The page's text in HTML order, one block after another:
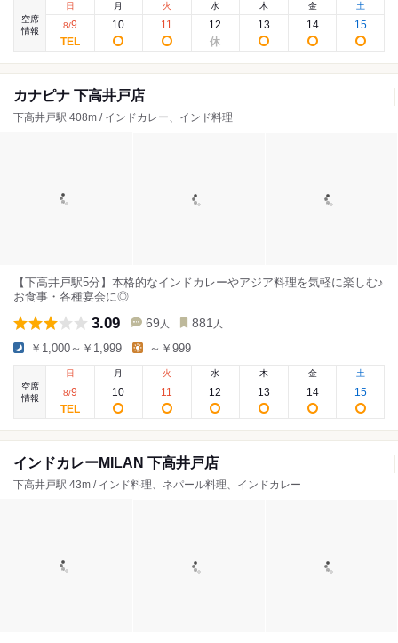
空席
情報
日
8/9
月
10
火
11
水
12
木
13
金
14
土
15
カナピナ 下高井戸店
下高井戸駅 408m / インドカレー、インド料理
【下高井戸駅5分】本格的なインドカレーやアジア料理を気軽に楽しむ♪
お食事・各種宴会に◎
3.09 69 人 881 人
￥1,000～￥1,999 ～￥999
空席
情報
日
8/9
月
10
火
11
水
12
木
13
金
14
土
15
インドカレーMILAN 下高井戸店
下高井戸駅 43m / インド料理、ネパール料理、インドカレー